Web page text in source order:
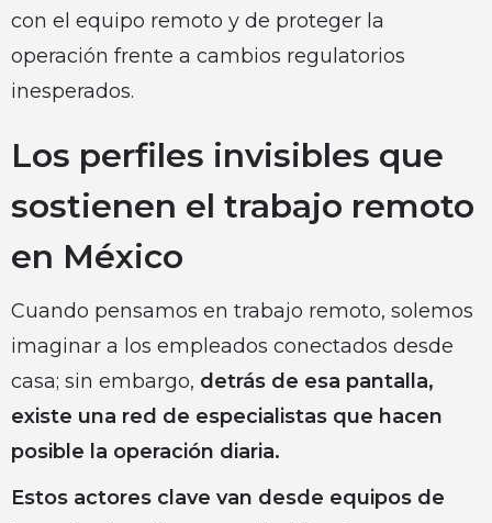
con el equipo remoto y de proteger la
operación frente a cambios regulatorios
inesperados.
Los perfiles invisibles que
sostienen el trabajo remoto
en México
Cuando pensamos en trabajo remoto, solemos
imaginar a los empleados conectados desde
casa; sin embargo, detrás de esa pantalla,
existe una red de especialistas que hacen
posible la operación diaria.
Estos actores clave van desde equipos de